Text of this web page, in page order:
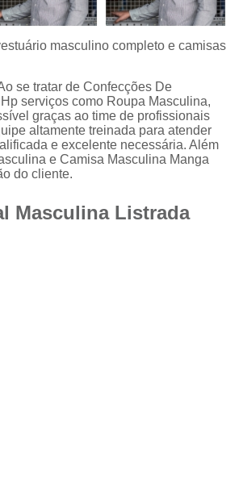
Masculina Manga Curta Slim Fit
Slim Fit
Camisa
Social Slim Fit Masculina
Camisa
Camisa Branca Slim Masculina
Camisa Jeans Slim Masculina
Camisa Masculina Slim Fit Manga
Camisa Branca
masculino completo e camisas
se tratar de Confecções De
serviços como Roupa Masculina,
graças ao time de profissionais
altamente treinada para atender
e excelente necessária. Além
e Camisa Masculina Manga
do cliente.
Masculina Listrada